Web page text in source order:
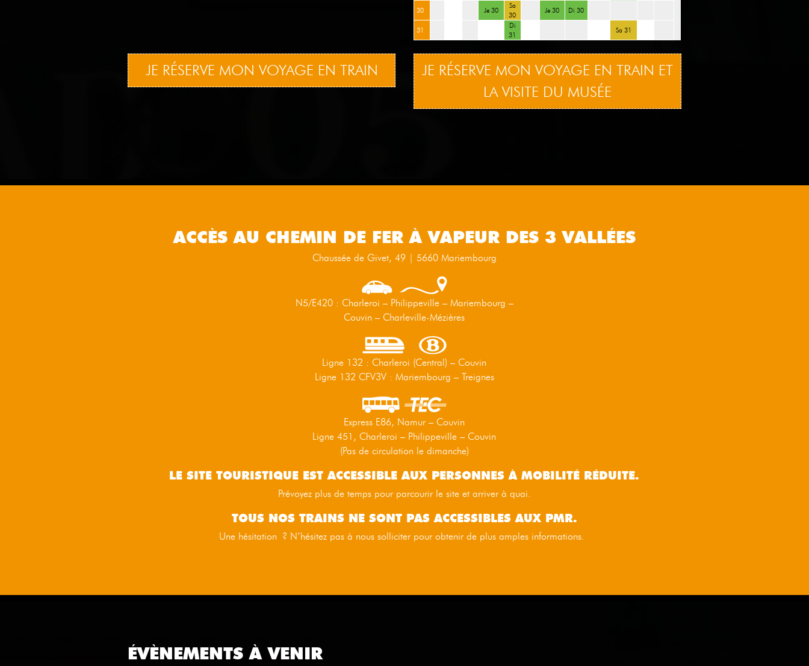
30
Je 30
Sa
30
Je 30 Di 30
31
Di
31
Sa 31
JE RÉSERVE MON VOYAGE EN TRAIN
JE RÉSERVE MON VOYAGE EN TRAIN ET
LA VISITE DU MUSÉE
ACCÈS AU CHEMIN DE FER À VAPEUR DES 3 VALLÉES
Chaussée de Givet, 49 | 5660 Mariembourg
N5/E420 : Charleroi – Philippeville – Mariembourg –
Couvin – Charleville-Mézières
Ligne 132 : Charleroi (Central) – Couvin
Ligne 132 CFV3V : Mariembourg – Treignes
Express E86, Namur – Couvin
Ligne 451, Charleroi – Philippeville – Couvin
(Pas de circulation le dimanche)
LE SITE TOURISTIQUE EST ACCESSIBLE AUX PERSONNES À MOBILITÉ RÉDUITE.
Prévoyez plus de temps pour parcourir le site et arriver à quai.
TOUS NOS TRAINS NE SONT PAS ACCESSIBLES AUX PMR.
Une hésitation ? N’hésitez pas à nous solliciter pour obtenir de plus amples informations.
ÉVÈNEMENTS À VENIR